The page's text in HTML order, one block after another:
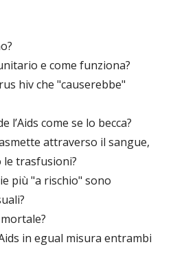
e come funziona?
hiv che "causerebbe"
l’Aids come se lo becca?
attraverso il sangue,
le trasfusioni?
più "a rischio" sono
mortale?
in egual misura entrambi